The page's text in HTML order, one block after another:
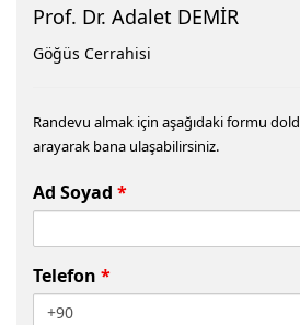
Prof. Dr. Adalet DEMİR
Göğüs Cerrahisi
Randevu almak için aşağıdaki formu
arayarak bana ulaşabilirsiniz.
Ad Soyad *
Telefon *